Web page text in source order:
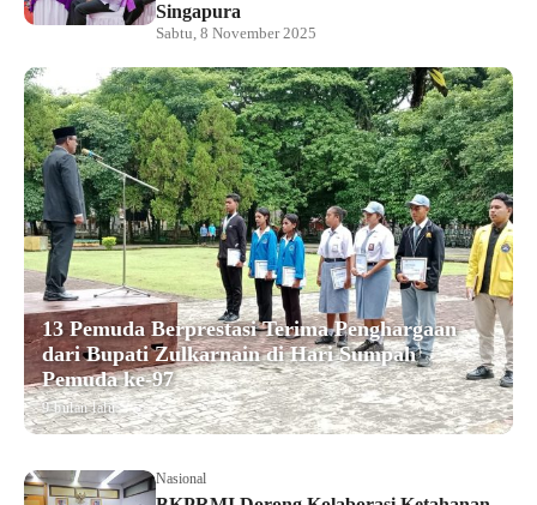
Singapura
Sabtu, 8 November 2025
13 Pemuda Berprestasi Terima Penghargaan
dari Bupati Zulkarnain di Hari Sumpah
Pemuda ke-97
9 bulan lalu
Nasional